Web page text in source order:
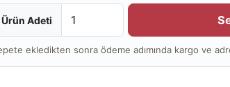
Ürün Adeti
ekledikten sonra ödeme adımında kargo ve